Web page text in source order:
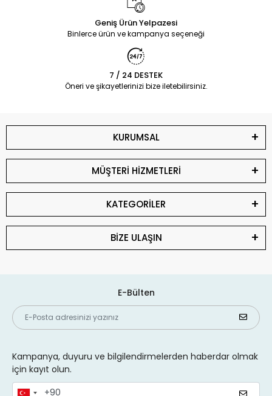
Geniş Ürün Yelpazesi
Binlerce ürün ve kampanya seçeneği
7 / 24 DESTEK
Öneri ve şikayetlerinizi bize iletebilirsiniz.
KURUMSAL
MÜŞTERİ HİZMETLERİ
KATEGORİLER
BİZE ULAŞIN
E-Bülten
Kampanya, duyuru ve bilgilendirmelerden haberdar olmak
için kayıt olun.